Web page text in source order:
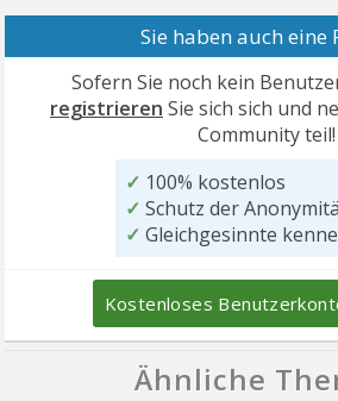
Sie haben auch eine
Sofern Sie noch kein
registrieren Sie sich sich und
Community teil!
✓ 100% kostenlos
✓ Schutz der
✓ Gleichgesinnte
Kostenloses
Ähnliche